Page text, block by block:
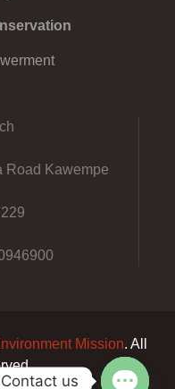
Road Kawempe
Mission. All
Contact us